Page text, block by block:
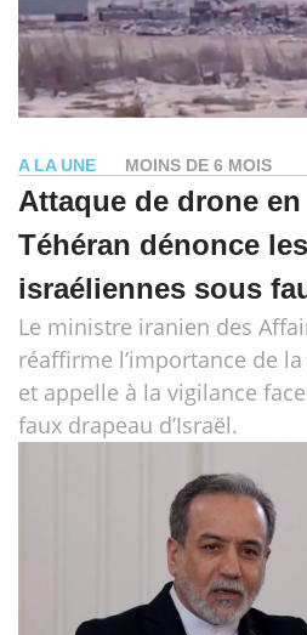
A LA UNE MOINS DE 6 MOIS
Attaque de drone
Téhéran dénonce
israéliennes sous
Le ministre iranien des
réaffirme l’importance de la
et appelle à la vigilance
faux drapeau d’Israël.